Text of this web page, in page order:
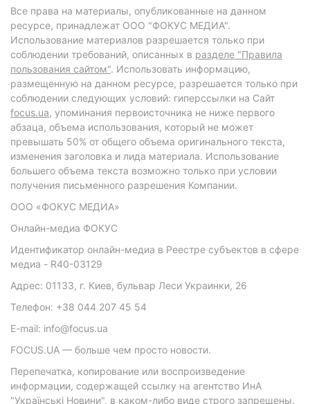
Все права на материалы, опубликованные на данном
ресурсе, принадлежат ООО "ФОКУС МЕДИА".
Использование материалов разрешается только при
соблюдении требований, описанных в разделе "Правила
пользования сайтом". Использовать информацию,
размещенную на данном ресурсе, разрешается только при
соблюдении следующих условий: гиперссылки на Сайт
focus.ua, упоминания первоисточника не ниже первого
абзаца, объема использования, который не может
превышать 50% от общего объема оригинального текста,
изменения заголовка и лида материала. Использование
большего объема текста возможно только при условии
получения письменного разрешения Компании.
ООО «ФОКУС МЕДИА»
Онлайн-медиа ФОКУС
Идентификатор онлайн-медиа в Реестре субъектов в сфере
медиа - R40-03129
Адрес: 01133, г. Киев, бульвар Леси Украинки, 26
Телефон: +38 044 207 45 54
E-mail: info@focus.ua
FOCUS.UA — больше чем просто новости.
Перепечатка, копирование или воспроизведение
информации, содержащей ссылку на агентство ИнА
"Українські Новини", в каком-либо виде строго запрещены.